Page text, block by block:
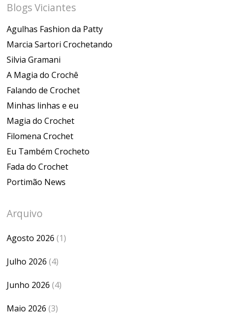
Blogs Viciantes
Agulhas Fashion da Patty
Marcia Sartori Crochetando
Silvia Gramani
A Magia do Crochê
Falando de Crochet
Minhas linhas e eu
Magia do Crochet
Filomena Crochet
Eu Também Crocheto
Fada do Crochet
Portimão News
Arquivo
Agosto 2026 (1)
Julho 2026 (4)
Junho 2026 (4)
Maio 2026 (3)